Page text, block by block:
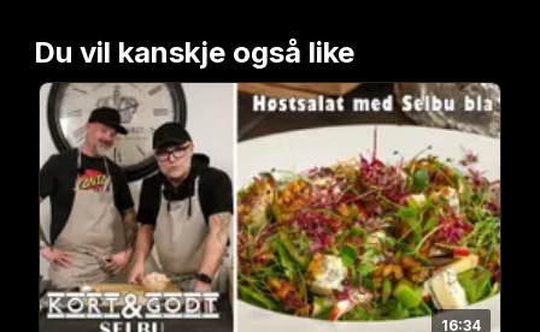
Kammers" samt Børge Hanssen som forteller litt om
Karolinerutstillingen.
Du vil kanskje også like
16:34